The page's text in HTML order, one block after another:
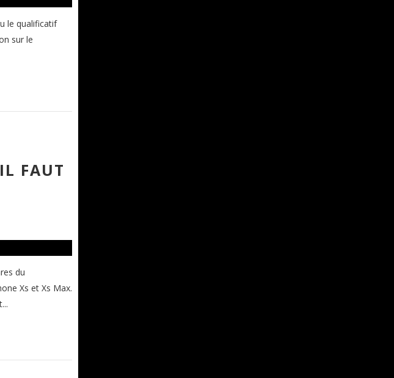
le qualificatif
sur le
FAUT
du
Xs et Xs Max.